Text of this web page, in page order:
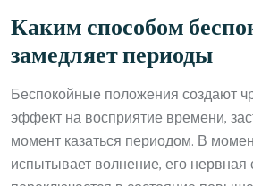
Каким способом
замедляет периоды
Беспокойные положения создают
эффект на восприятие времени,
момент казаться периодом. В
испытывает волнение, его нервная